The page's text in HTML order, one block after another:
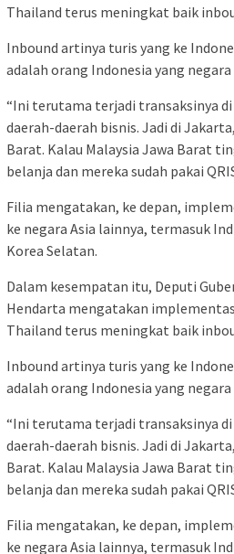
Thailand terus meningkat baik
Inbound artinya turis yang ke
adalah orang Indonesia yang
“Ini terutama terjadi transaksinya
daerah-daerah bisnis. Jadi di
Barat. Kalau Malaysia Jawa Barat
belanja dan mereka sudah pakai
Filia mengatakan, ke depan,
ke negara Asia lainnya, termasuk
Korea Selatan.
Dalam kesempatan itu, Deputi
Hendarta mengatakan
Thailand terus meningkat baik
Inbound artinya turis yang ke
adalah orang Indonesia yang
“Ini terutama terjadi transaksinya
daerah-daerah bisnis. Jadi di
Barat. Kalau Malaysia Jawa Barat
belanja dan mereka sudah pakai
Filia mengatakan, ke depan,
ke negara Asia lainnya, termasuk